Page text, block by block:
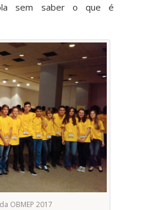
sem saber o que é
OBMEP 2017